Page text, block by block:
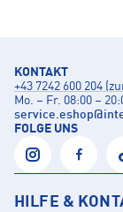
KONTAKT
+43 7242 600 204
Mo. – Fr. 08:00 –
service.eshop@
FOLGE UNS
HILFE &